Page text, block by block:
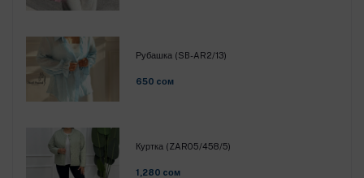
Рубашка (SB-AR2/13)
650 cом
Куртка (ZAR05/458/5)
1,280 cом